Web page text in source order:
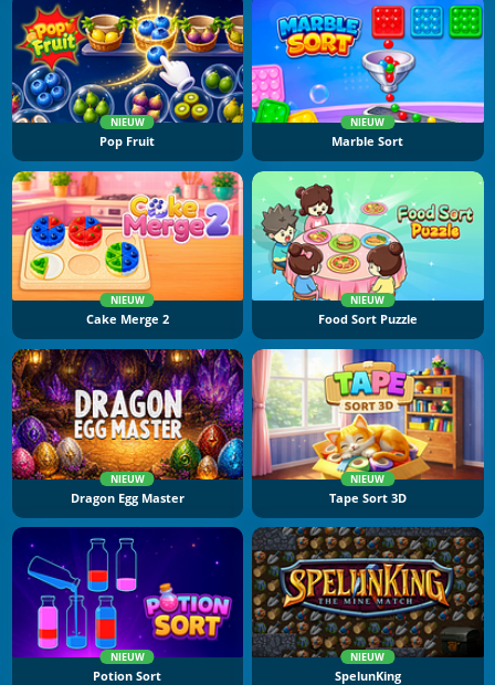
NIEUW
Pop Fruit
NIEUW
Marble Sort
NIEUW
Cake Merge 2
NIEUW
Food Sort Puzzle
NIEUW
Dragon Egg Master
NIEUW
Tape Sort 3D
NIEUW
Potion Sort
NIEUW
SpelunKing